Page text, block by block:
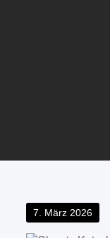
Posted
on
7. März 2026